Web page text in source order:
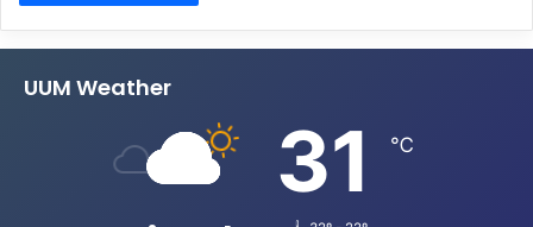
UUM Weather
31 ℃